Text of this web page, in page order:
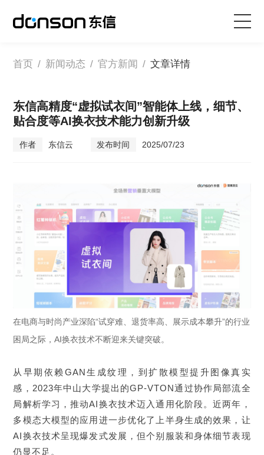
首页
新闻动态
关于东信
ESG
首页 / 新闻动态 / 官方新闻 / 文章详情
东信高精度“虚拟试衣间”智能体上线，细节、
贴合度等AI换衣技术能力创新升级
作者 东信云 发布时间 2025/07/23
在电商与时尚产业深陷“试穿难、退货率高、展示成本攀升”的行业
困局之际，AI换衣技术不断迎来关键突破。
从早期依赖GAN生成纹理，到扩散模型提升图像真实
感，2023年中山大学提出的GP-VTON通过协作局部流全
局解析学习，推动AI换衣技术迈入通用化阶段。近两年，
多模态大模型的应用进一步优化了上半身生成的效果，让
AI换衣技术呈现爆发式发展，但个别服装和身体细节表现
仍显不足。